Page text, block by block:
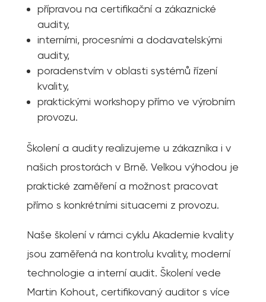
přípravou na certifikační a zákaznické
audity,
interními, procesními a dodavatelskými
audity,
poradenstvím v oblasti systémů řízení
kvality,
praktickými workshopy přímo ve výrobním
provozu.
Školení a audity realizujeme u zákazníka i v
našich prostorách v Brně. Velkou výhodou je
praktické zaměření a možnost pracovat
přímo s konkrétními situacemi z provozu.
Naše školení v rámci cyklu Akademie kvality
jsou zaměřená na kontrolu kvality, moderní
technologie a interní audit. Školení vede
Martin Kohout, certifikovaný auditor s více